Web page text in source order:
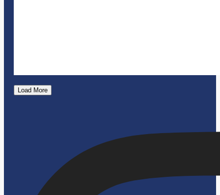
Load More